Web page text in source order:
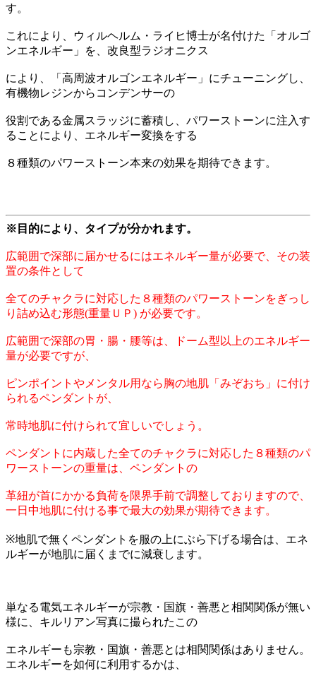
す。
これにより、ウィルヘルム・ライヒ博士が名付けた「オルゴ
ンエネルギー」を、改良型ラジオニクス
により、「高周波オルゴンエネルギー」にチューニングし、
有機物レジンからコンデンサーの
役割である金属スラッジに蓄積し、パワーストーンに注入す
ることにより、エネルギー変換をする
８種類のパワーストーン本来の効果を期待できます。
※目的により、タイプが分かれます。
広範囲で深部に届かせるにはエネルギー量が必要で、その装
置の条件として
全てのチャクラに対応した８種類のパワーストーンをぎっし
り詰め込む形態(重量ＵＰ) が必要です。
広範囲で深部の胃・腸・腰等は、ドーム型以上のエネルギー
量が必要ですが、
ピンポイントやメンタル用なら胸の地肌「みぞおち」に付け
られるペンダントが、
常時地肌に付けられて宜しいでしょう。
ペンダントに内蔵した全てのチャクラに対応した８種類のパ
ワーストーンの重量は、ペンダントの
革紐が首にかかる負荷を限界手前で調整しておりますので、
一日中地肌に付ける事で最大の効果が期待できます。
※地肌で無くペンダントを服の上にぶら下げる場合は、エネ
ルギーが地肌に届くまでに減衰します。
単なる電気エネルギーが宗教・国旗・善悪と相関関係が無い
様に、キルリアン写真に撮られたこの
エネルギーも宗教・国旗・善悪とは相関関係はありません。
エネルギーを如何に利用するかは、